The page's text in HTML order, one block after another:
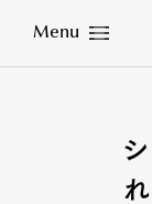
Menu
Close